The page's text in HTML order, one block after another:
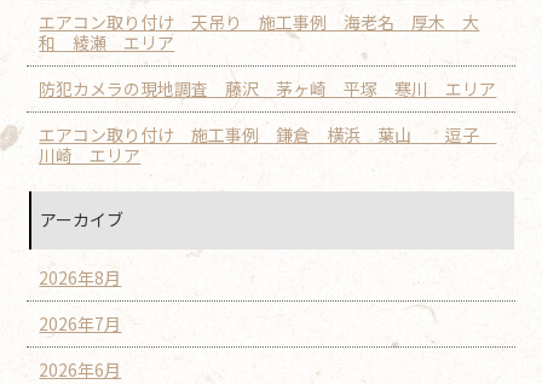
エアコン取り付け 天吊り 施工事例 海老名 厚木 大
和 綾瀬 エリア
防犯カメラの現地調査 藤沢 茅ヶ崎 平塚 寒川 エリア
エアコン取り付け 施工事例 鎌倉 横浜 葉山 逗子
川崎 エリア
アーカイブ
2026年8月
2026年7月
2026年6月